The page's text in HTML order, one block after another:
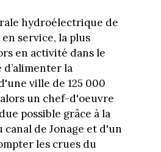
hydroélectrique de
service, la plus
en activité dans le
d’alimenter la
ville de 125 000
un chef-d'oeuvre
possible grâce à la
de Jonage et d'un
les crues du